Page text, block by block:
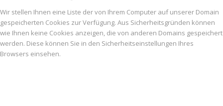
Wir stellen Ihnen eine Liste der von Ihrem Computer auf unserer Domain
gespeicherten Cookies zur Verfügung. Aus Sicherheitsgründen können
wie Ihnen keine Cookies anzeigen, die von anderen Domains gespeichert
werden. Diese können Sie in den Sicherheitseinstellungen Ihres
Browsers einsehen.